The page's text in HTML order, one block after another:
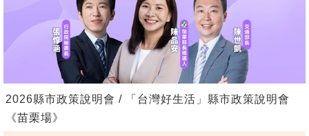
2026縣市政策說明會 / 「台灣好生活」縣市政策說明會
《苗栗場》